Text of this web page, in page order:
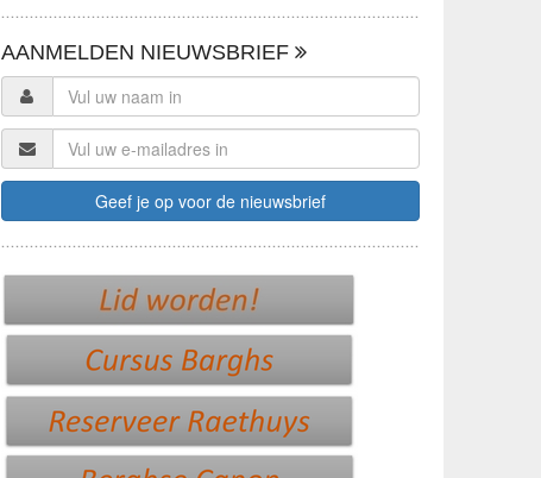
AANMELDEN NIEUWSBRIEF